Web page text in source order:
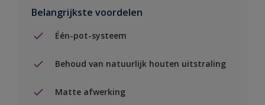
Belangrijkste voordelen
Één-pot-systeem
Behoud van natuurlijk houten uitstraling
Matte afwerking